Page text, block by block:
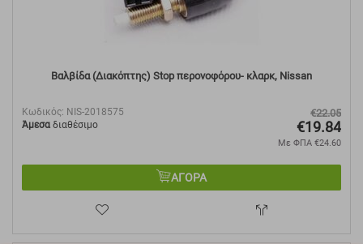
Βαλβίδα (Διακόπτης) Stop περονοφόρου- κλαρκ, Nissan
Κωδικός: NIS-2018575
Άμεσα διαθέσιμο
€22.05
€19.84
Με ΦΠΑ €24.60
ΑΓΟΡΑ